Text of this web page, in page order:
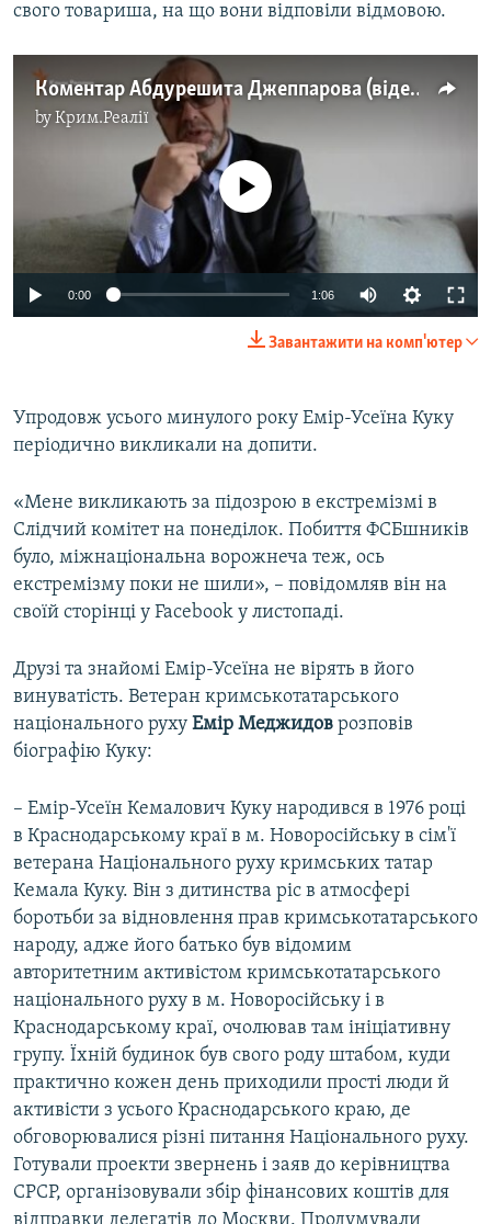
свого товариша, на що вони відповіли відмовою.
Коментар Абдурешита Джеппарова (відео)
byКрим.Реалії
No media source currently available
0:00 1:06
Завантажити на комп'ютер
Упродовж усього минулого року Емір-Усеїна Куку
періодично викликали на допити.
«Мене викликають за підозрою в екстремізмі в
Слідчий комітет на понеділок. Побиття ФСБшників
було, міжнаціональна ворожнеча теж, ось
екстремізму поки не шили», – повідомляв він на
своїй сторінці у Facebook у листопаді.
Друзі та знайомі Емір-Усеїна не вірять в його
винуватість. Ветеран кримськотатарського
національного руху Емір Меджидов розповів
біографію Куку:
­– Емір-Усеїн Кемалович Куку народився в 1976 році
в Краснодарському краї в м. Новоросійську в сім'ї
ветерана Національного руху кримських татар
Кемала Куку. Він з дитинства ріс в атмосфері
боротьби за відновлення прав кримськотатарського
народу, адже його батько був відомим
авторитетним активістом кримськотатарського
національного руху в м. Новоросійську і в
Краснодарському краї, очолював там ініціативну
групу. Їхній будинок був свого роду штабом, куди
практично кожен день приходили прості люди й
активісти з усього Краснодарського краю, де
обговорювалися різні питання Національного руху.
Готували проекти звернень і заяв до керівництва
СРСР, організовували збір фінансових коштів для